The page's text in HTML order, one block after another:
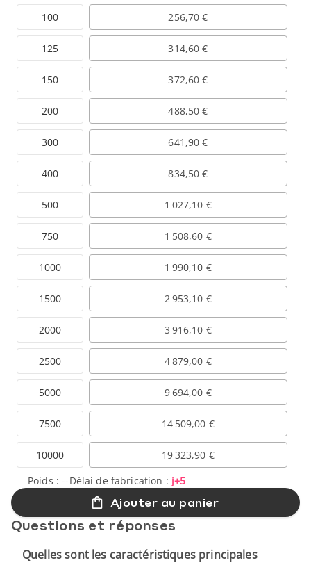
100
125
150
200
300
400
500
750
1000
1500
2000
2500
5000
7500
10000
256,70 €
314,60 €
372,60 €
488,50 €
641,90 €
834,50 €
1 027,10 €
1 508,60 €
1 990,10 €
2 953,10 €
3 916,10 €
4 879,00 €
9 694,00 €
14 509,00 €
19 323,90 €
Poids :--Délai de fabrication : j+5
Ajouter au panier
Questions et réponses
Quelles sont les caractéristiques principales